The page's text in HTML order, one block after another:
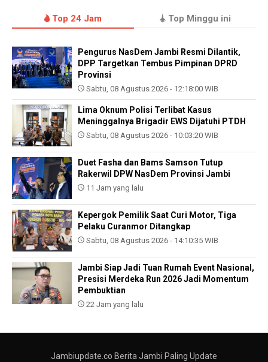
Top 24 Jam Top Minggu ini
Pengurus NasDem Jambi Resmi Dilantik,
DPP Targetkan Tembus Pimpinan DPRD
Provinsi
Sabtu, 08 Agustus 2026 - 12:18:00 WIB
Lima Oknum Polisi Terlibat Kasus
Meninggalnya Brigadir EWS Dijatuhi PTDH
Sabtu, 08 Agustus 2026 - 10:03:20 WIB
Duet Fasha dan Bams Samson Tutup
Rakerwil DPW NasDem Provinsi Jambi
11 Jam yang lalu
Kepergok Pemilik Saat Curi Motor, Tiga
Pelaku Curanmor Ditangkap
Sabtu, 08 Agustus 2026 - 14:10:35 WIB
Jambi Siap Jadi Tuan Rumah Event Nasional,
Presisi Merdeka Run 2026 Jadi Momentum
Pembuktian
22 Jam yang lalu
Jambiupdate.co Berita Jambi Paling Update